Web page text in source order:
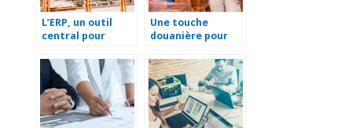
L’ERP, un outil
central pour
gestion d’une
entreprise
Une touche
douanière pour